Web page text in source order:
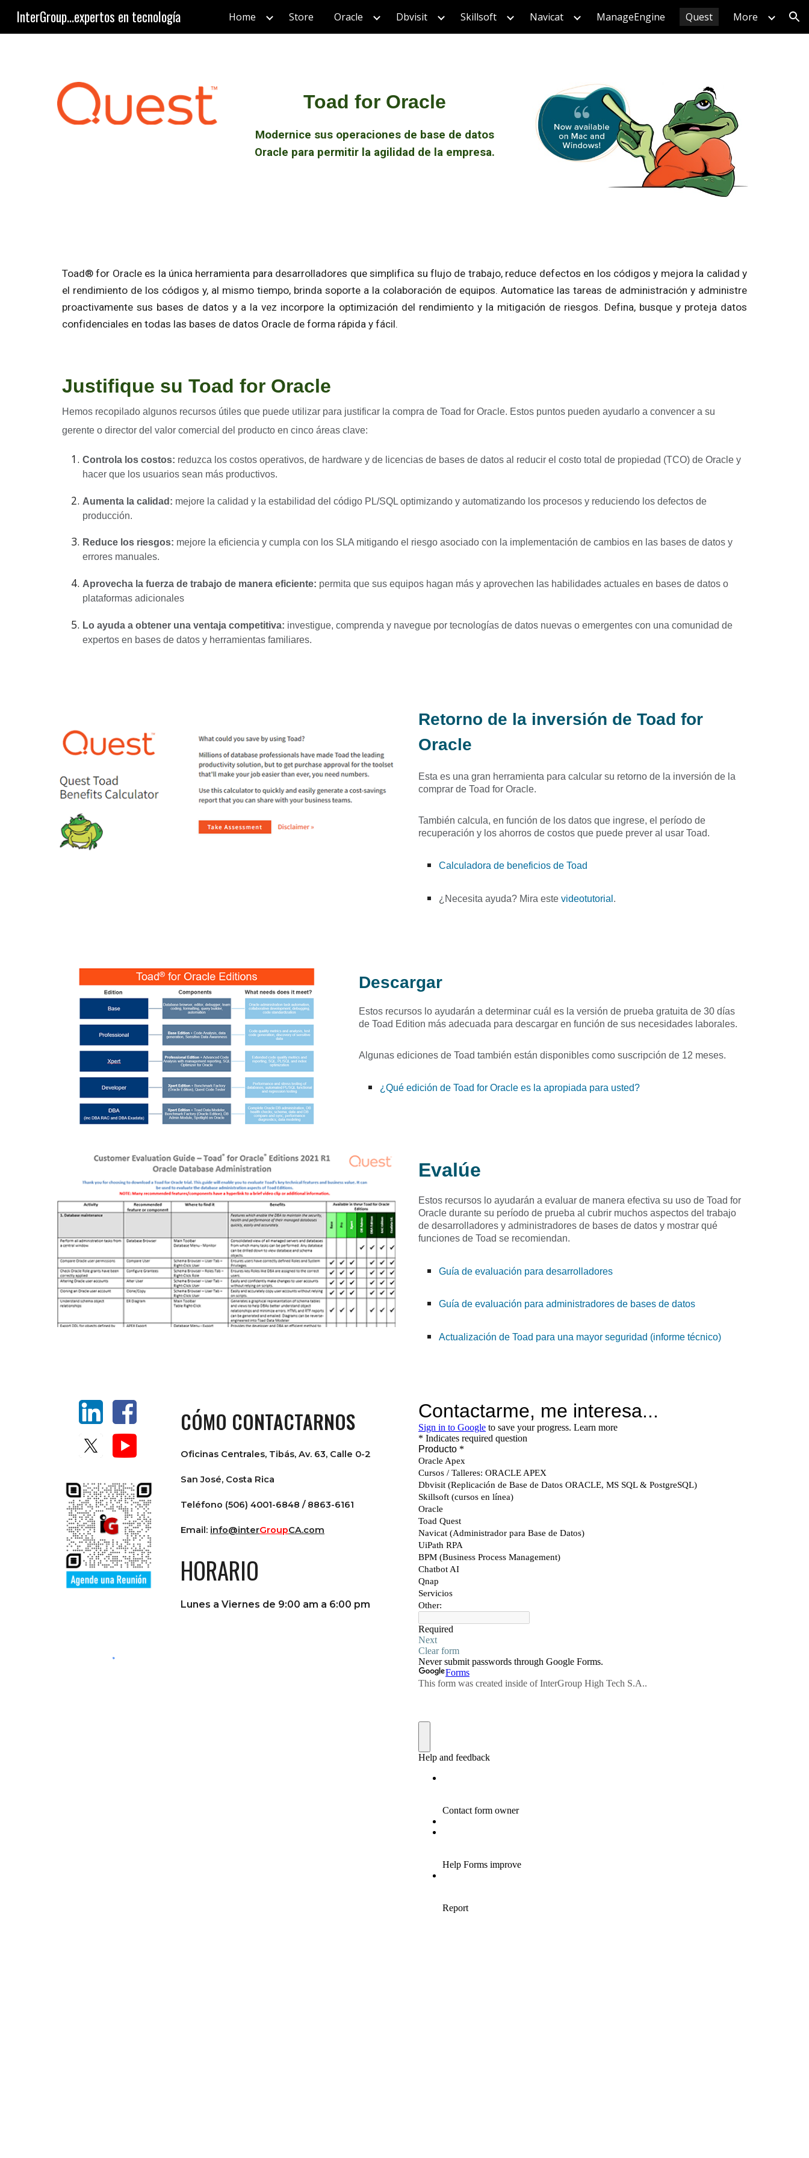
Skip to main content Skip to navigation
InterGroup...expertos en tecnología Home Store Oracle Dbvisit Skillsoft Navicat ManageEngine Quest More
Toad for Oracle
Modernice sus operaciones de base de datos
Oracle para permitir la agilidad de la empresa.
Toad® for Oracle es la única herramienta para desarrolladores que simplifica su flujo de trabajo, reduce defectos en los códigos y mejora la calidad y
el rendimiento de los códigos y, al mismo tiempo, brinda soporte a la colaboración de equipos. Automatice las tareas de administración y administre
proactivamente sus bases de datos y a la vez incorpore la optimización del rendimiento y la mitigación de riesgos. Defina, busque y proteja datos
confidenciales en todas las bases de datos Oracle de forma rápida y fácil.
Justifique su Toad for Oracle
Hemos recopilado algunos recursos útiles que puede utilizar para justificar la compra de Toad for Oracle. Estos puntos pueden ayudarlo a convencer a su
gerente o director del valor comercial del producto en cinco áreas clave:
Controla los costos: reduzca los costos operativos, de hardware y de licencias de bases de datos al reducir el costo total de propiedad (TCO) de Oracle y
hacer que los usuarios sean más productivos.
Aumenta la calidad: mejore la calidad y la estabilidad del código PL/SQL optimizando y automatizando los procesos y reduciendo los defectos de
producción.
Reduce los riesgos: mejore la eficiencia y cumpla con los SLA mitigando el riesgo asociado con la implementación de cambios en las bases de datos y
errores manuales.
Aprovecha la fuerza de trabajo de manera eficiente: permita que sus equipos hagan más y aprovechen las habilidades actuales en bases de datos o
plataformas adicionales
Lo ayuda a obtener una ventaja competitiva: investigue, comprenda y navegue por tecnologías de datos nuevas o emergentes con una comunidad de
expertos en bases de datos y herramientas familiares.
Retorno de la inversión de Toad for
Oracle
Esta es una gran herramienta para calcular su retorno de la inversión de la
comprar de Toad for Oracle.
También calcula, en función de los datos que ingrese, el período de
recuperación y los ahorros de costos que puede prever al usar Toad.
Calculadora de beneficios de Toad
¿Necesita ayuda? Mira estevideotutorial .
Descargar
Estos recursos lo ayudarán a determinar cuál es la versión de prueba gratuita de 30 días
de Toad Edition más adecuada para descargar en función de sus necesidades laborales.
Algunas ediciones de Toad también están disponibles como suscripción de 12 meses.
¿Qué edición de Toad for Oracle es la apropiada para usted?
Evalúe
Estos recursos lo ayudarán a evaluar de manera efectiva su uso de Toad for
Oracle durante su período de prueba al cubrir muchos aspectos del trabajo
de desarrolladores y administradores de bases de datos y mostrar qué
funciones de Toad se recomiendan.
Guía de evaluación para desarrolladores
Guía de evaluación para administradores de bases de datos
Actualización de Toad para una mayor seguridad (informe técnico)
CÓMO CONTACTARNOS
Oficinas Centrales, Tibás, Av. 63, Calle 0-2
San José, Costa Rica
Teléfono (506) 4001-6848 / 8863-6161
Email: info@interGroupCA.com
HORARIO
Lunes a Viernes de 9:00 am a 6:00 pm